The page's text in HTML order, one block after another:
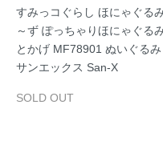
すみっコぐらし ほにゃぐる
～ず ぽっちゃりほにゃぐる
とかげ MF78901 ぬいぐるみ
サンエックス San-X
SOLD OUT